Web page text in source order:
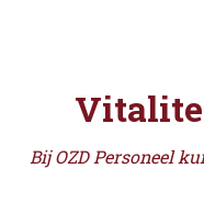
Bij OZD Personeel